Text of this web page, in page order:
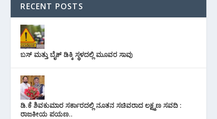
RECENT POSTS
ಬಸ್ ಮತ್ತು ಬೈಕ್ ಡಿಕ್ಕಿ ಸ್ಥಳದಲ್ಲಿ ಮೂವರ ಸಾವು
ಡಿ.ಕೆ ಶಿವಕುಮಾರ ಸರ್ಕಾರದಲ್ಲಿ ನೂತನ ಸಚಿವರಾದ ಲಕ್ಷ್ಮಣ ಸವದಿ :
ರಾಜಕೀಯ ಪಯಣ..